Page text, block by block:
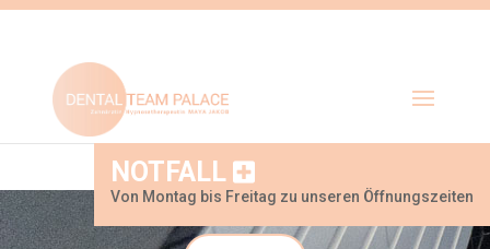
NOTFALL
Von Montag bis Freitag zu unseren Öffnungszeiten